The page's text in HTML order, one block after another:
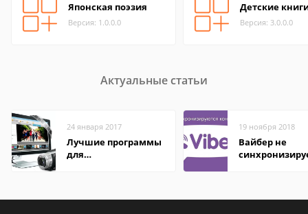
Японская поэзия
Версия: 1.0.0.0
Детские
Версия: 3.0.0.0
Актуальные статьи
24 января 2017
Лучшие программы
для
19 ноября 2018
Вайбер не